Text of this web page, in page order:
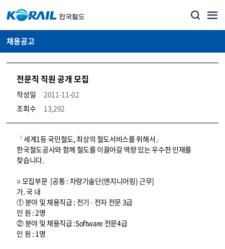
채용공고
전문직 직원 공개 모집
작성일
2011-11-02
조회수
13,292
코레일소개_경영공시_채용공고 상세보기 – 내용, 파일, 담당자 연락처로 구성
「세계1등 국민철도, 최상의 철도서비스를 위해서」
한국철도공사와 함께 철도를 이끌어갈 역량 있는 우수한 인재를
찾습니다.
○ 모집부문 [공통 : 차량기술단(엔지니어링) 근무]
가. 국 내
① 분야 및 채용직급 : 전기 · 전자 전문 3급
인 원 : 2명
② 분야 및 채용직급 :Software 전문4급
인 원 : 1명